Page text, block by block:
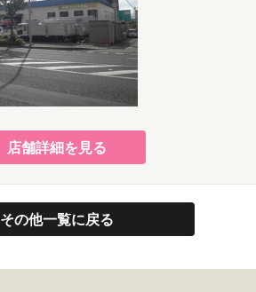
店舗詳細を見る
その他一覧に戻る